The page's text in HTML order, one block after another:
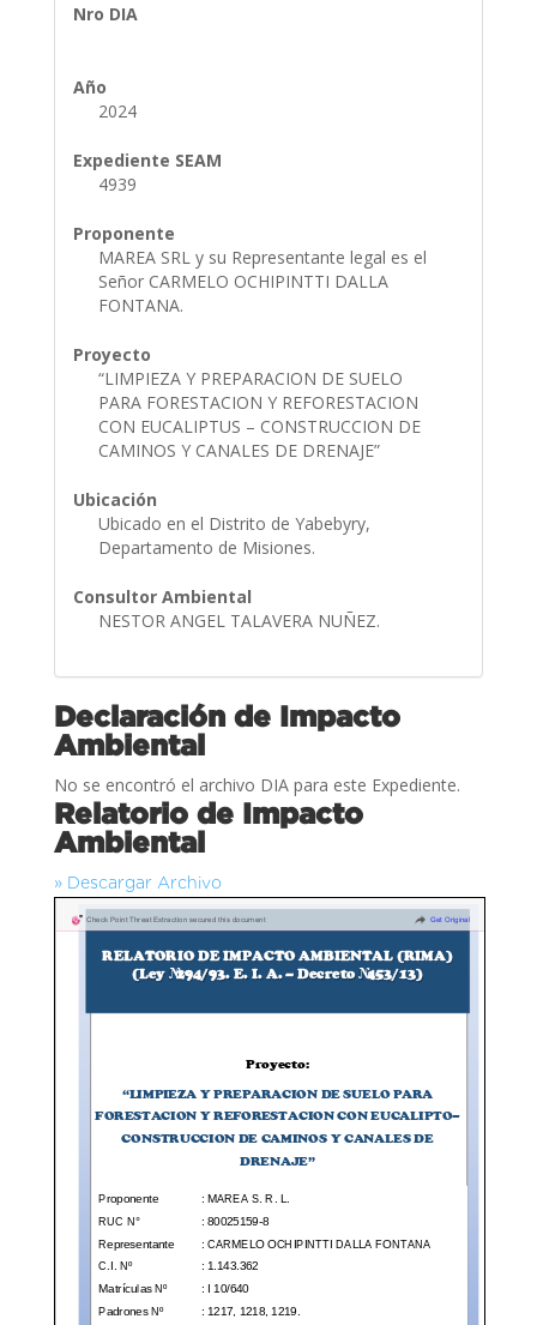
Nro DIA
Año
2024
Expediente SEAM
4939
Proponente
MAREA SRL y su Representante legal es el
Señor CARMELO OCHIPINTTI DALLA
FONTANA.
Proyecto
“LIMPIEZA Y PREPARACION DE SUELO
PARA FORESTACION Y REFORESTACION
CON EUCALIPTUS – CONSTRUCCION DE
CAMINOS Y CANALES DE DRENAJE”
Ubicación
Ubicado en el Distrito de Yabebyry,
Departamento de Misiones.
Consultor Ambiental
NESTOR ANGEL TALAVERA NUÑEZ.
Declaración de Impacto
Ambiental
No se encontró el archivo DIA para este Expediente.
Relatorio de Impacto
Ambiental
» Descargar Archivo